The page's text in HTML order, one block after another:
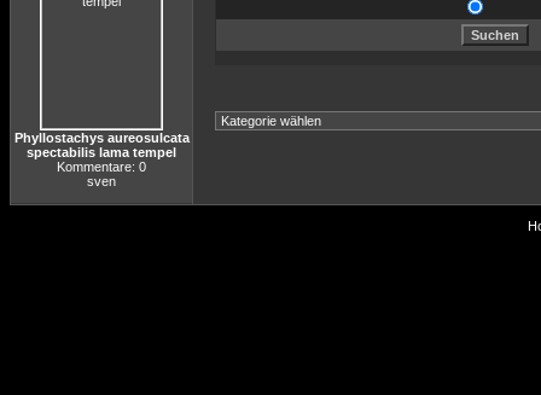
Phyllostachys aureosulcata
spectabilis lama tempel
Kommentare: 0
sven